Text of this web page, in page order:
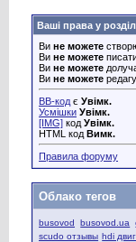
Ваші права у
Ви не можете
Ви не можете
Ви не можете
Ви не можете
BB-код є Увімк.
Усмішки Увімк.
[IMG] код Увімк.
HTML код Вимк.
Правила форуму
Облако тегов
busovod busovod.ua
scudo отзывы hdi